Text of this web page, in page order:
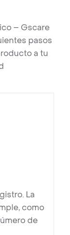
– Gscare
pasos
a tu
La
como
de